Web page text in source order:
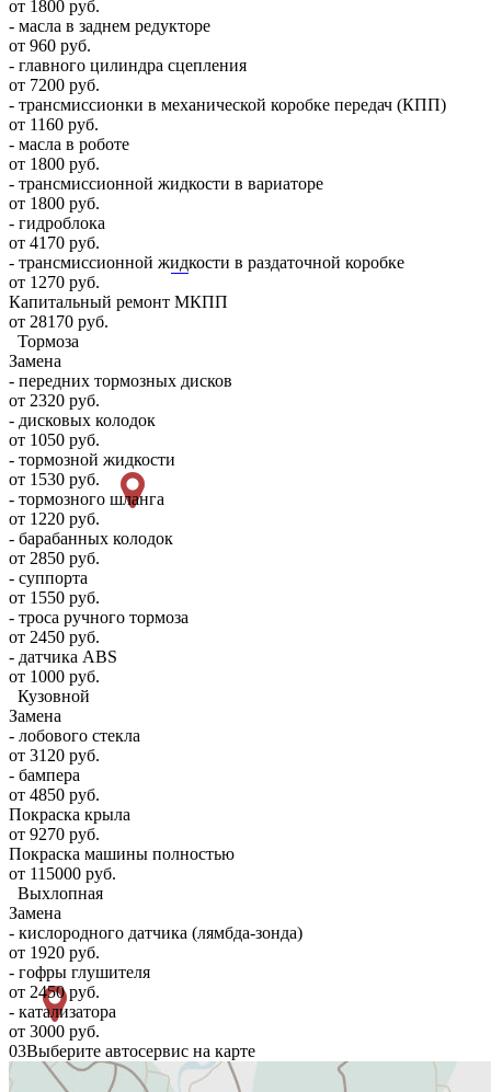
от 1800 руб.
- масла в заднем редукторе
от 960 руб.
- главного цилиндра сцепления
от 7200 руб.
- трансмиссионки в механической коробке передач (КПП)
от 1160 руб.
- масла в роботе
от 1800 руб.
- трансмиссионной жидкости в вариаторе
от 1800 руб.
- гидроблока
от 4170 руб.
- трансмиссионной жидкости в раздаточной коробке
от 1270 руб.
Капитальный ремонт МКПП
от 28170 руб.
Тормоза
Замена
- передних тормозных дисков
от 2320 руб.
- дисковых колодок
от 1050 руб.
- тормозной жидкости
от 1530 руб.
- тормозного шланга
от 1220 руб.
- барабанных колодок
от 2850 руб.
- суппорта
от 1550 руб.
- троса ручного тормоза
от 2450 руб.
- датчика ABS
от 1000 руб.
Кузовной
Замена
- лобового стекла
от 3120 руб.
- бампера
от 4850 руб.
Покраска крыла
от 9270 руб.
Покраска машины полностью
от 115000 руб.
Выхлопная
Замена
- кислородного датчика (лямбда-зонда)
от 1920 руб.
- гофры глушителя
от 2450 руб.
- катализатора
от 3000 руб.
03Выберите автосервис на карте